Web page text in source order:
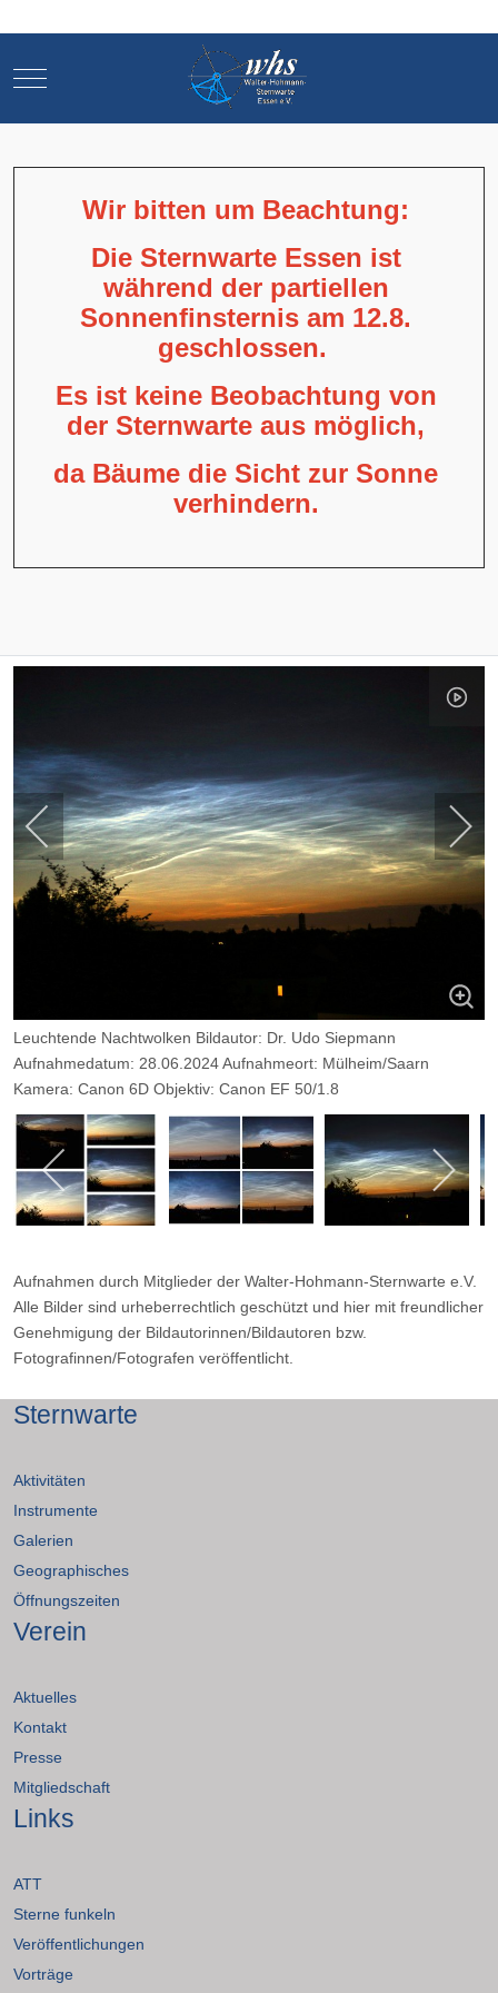
Mobile Menu Toggle
Wir bitten um Beachtung:
Die Sternwarte Essen ist
während der partiellen
Sonnenfinsternis am 12.8.
geschlossen.
Es ist keine Beobachtung von
der Sternwarte aus möglich,
da Bäume die Sicht zur Sonne
verhindern.
Leuchtende Nachtwolken Bildautor: Dr. Udo Siepmann
Aufnahmedatum: 28.06.2024 Aufnahmeort: Mülheim/Saarn
Kamera: Canon 6D Objektiv: Canon EF 50/1.8
Belichtungszeit: 1/50 sec Blende 2.0
Aufnahmen durch Mitglieder der Walter-Hohmann-Sternwarte e.V.
Alle Bilder sind urheberrechtlich geschützt und hier mit freundlicher
Genehmigung der Bildautorinnen/Bildautoren bzw.
Fotografinnen/Fotografen veröffentlicht.
Sternwarte
Aktivitäten
Instrumente
Galerien
Geographisches
Öffnungszeiten
Verein
Aktuelles
Kontakt
Presse
Mitgliedschaft
Links
ATT
Sterne funkeln
Veröffentlichungen
Vorträge